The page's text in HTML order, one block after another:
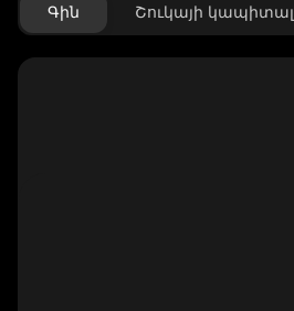
Գին Շուկայի